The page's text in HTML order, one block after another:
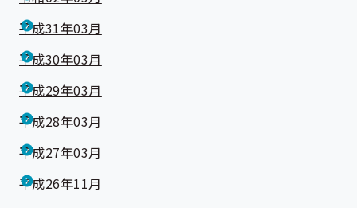
平成31年03月
平成30年03月
平成29年03月
平成28年03月
平成27年03月
平成26年11月